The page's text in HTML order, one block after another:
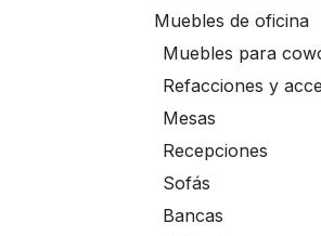
Muebles de oficina
Muebles para
Refacciones y
Mesas
Recepciones
Sofás
Bancas